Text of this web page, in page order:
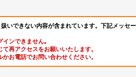
いできない内容が含まれています。下記メッセ
インできません｡
再アクセスをお願いいたします。
お電話でお問い合わせください。